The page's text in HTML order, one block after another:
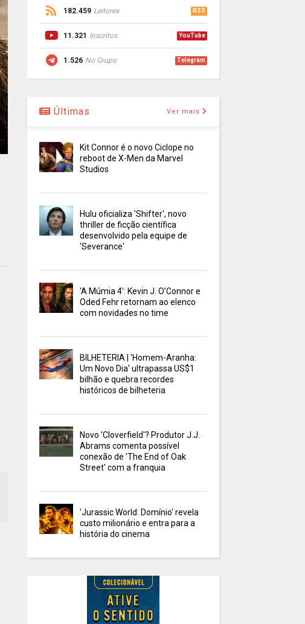
182.459 Leitores RSS
11.321 Inscritos YouTube
1.526 No Grupo Telegram
Últimas Ver mais
Kit Connor é o novo Ciclope no
reboot de X-Men da Marvel
Studios
Hulu oficializa 'Shifter', novo
thriller de ficção científica
desenvolvido pela equipe de
'Severance'
'A Múmia 4': Kevin J. O’Connor e
Oded Fehr retornam ao elenco
com novidades no time
BILHETERIA | 'Homem-Aranha:
Um Novo Dia' ultrapassa US$1
bilhão e quebra recordes
históricos de bilheteria
Novo 'Cloverfield'? Produtor J.J.
Abrams comenta possível
conexão de 'The End of Oak
Street' com a franquia
'Jurassic World: Domínio' revela
custo milionário e entra para a
história do cinema